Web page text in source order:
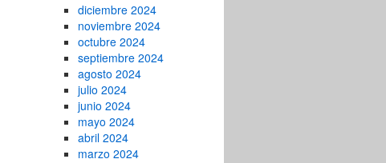
diciembre 2024
noviembre 2024
octubre 2024
septiembre 2024
agosto 2024
julio 2024
junio 2024
mayo 2024
abril 2024
marzo 2024